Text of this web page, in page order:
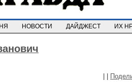
НОВОСТИ ДАЙДЖЕСТ ИХ